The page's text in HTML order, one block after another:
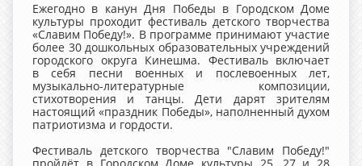
Ежегодно в канун Дня Победы в Городском Доме
культуры проходит фестиваль детского творчества
«Славим Победу!». В программе принимают участие
более 30 дошкольных образовательных учреждений
городского округа Кинешма. Фестиваль включает
в себя песни военных и послевоенных лет,
музыкально-литературные композиции,
стихотворения и танцы. Дети дарят зрителям
настоящий «праздник Победы», наполненный духом
патриотизма и гордости.
Фестиваль детского творчества "Славим Победу!"